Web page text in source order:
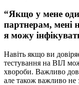
“Якщо у мене
партнерам, мені
я можу
Навіть якщо ви
тестування на ВІЛ
хвороби. Важливо
але також важливо не